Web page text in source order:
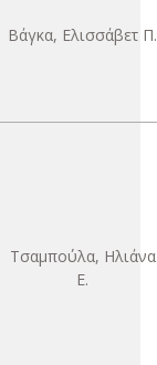
Βάγκα, Ελισσάβετ Π.
Τσαμπούλα, Ηλιάνα
Ε.